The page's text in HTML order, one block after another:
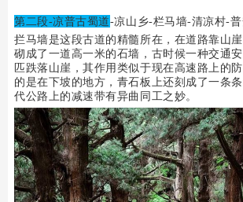
第二段-凉普古蜀道-凉山乡-栏马墙-清凉村-普
拦马墙是这段古道的精髓所在，在道路靠山
砌成了一道高一米的石墙，古时候一种交通
匹跌落山崖，其作用类似于现在高速路上的
的是在下坡的地方，青石板上还刻成了一条
代公路上的减速带有异曲同工之妙。